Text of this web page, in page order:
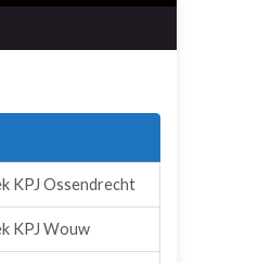
KPJ Ossendrecht
KPJ Wouw